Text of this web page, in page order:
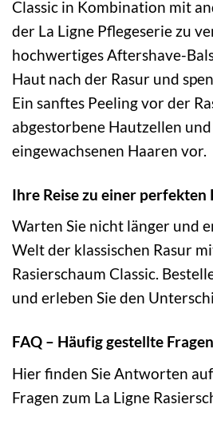
Classic in Kombination mit
der La Ligne Pflegeserie zu
hochwertiges Aftershave-
Haut nach der Rasur und
Ein sanftes Peeling vor der
abgestorbene Hautzellen
eingewachsenen Haaren vor.
Ihre Reise zu einer perfekten
Warten Sie nicht länger und
Welt der klassischen Rasur
Rasierschaum Classic.
und erleben Sie den
FAQ – Häufig gestellte Fragen
Hier finden Sie Antworten
Fragen zum La Ligne